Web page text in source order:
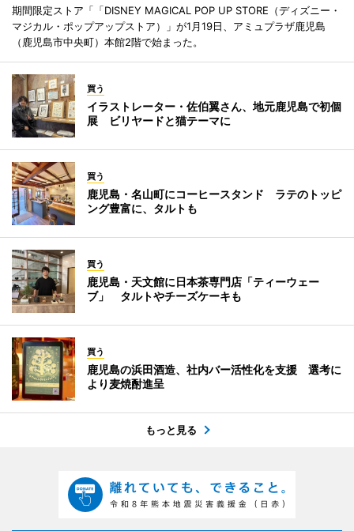
期間限定ストア「「DISNEY MAGICAL POP UP STORE（ディズニー・
マジカル・ポップアップストア）」が1月19日、アミュプラザ鹿児島
（鹿児島市中央町）本館2階で始まった。
買う
イラストレーター・佐伯翼さん、地元鹿児島で初個
展 ビリヤードと猫テーマに
買う
鹿児島・名山町にコーヒースタンド ラテのトッピ
ング豊富に、タルトも
買う
鹿児島・天文館に日本茶専門店「ティーウェー
ブ」 タルトやチーズケーキも
買う
鹿児島の浜田酒造、社内バー活性化を支援 選考に
より麦焼酎進呈
もっと見る